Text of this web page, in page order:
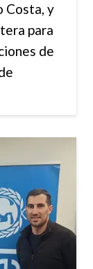
Costa, y
para
de